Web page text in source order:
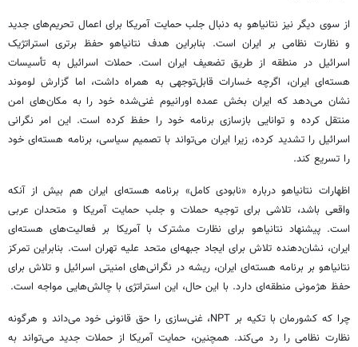
از سوی دیگر نیز نتانیاهو به دنبال جلب حمایت آمریکا برای اعمال تحریم‌های جدید
و نظارت نظامی بر ایران است. بنابراین هدف نتانیاهو حفظ برتری استراتژیک
اسرائیل در منطقه از طریق تضعیف ایران است. حملات اسرائیل به تأسیسات
هسته‌ای ایران، اگرچه خسارات قابل‌توجهی به همراه داشت، اما گزارش لوموند
نشان می‌دهد که ایران بخش عمده اورانیوم غنی‌شده خود را به مکان‌های امن
منتقل کرده و توانایی بازسازی برنامه خود را حفظ کرده است. این امر نگرانی
اسرائیل را تشدید کرده، زیرا ایران می‌تواند با تصمیم سیاسی، برنامه هسته‌ای خود
را تسریع کند.
اظهارات نتانیاهو درباره «نابودی کامل» برنامه هسته‌ای ایران هم بیش از آنکه
واقعی باشد، تلاشی برای توجیه حملات و جلب حمایت آمریکا و متحدان عربی
است. پیشنهاد نتانیاهو برای نظارت مشترک با آمریکا بر فعالیت‌های هسته‌ای
ایران، نشان‌دهنده تلاش برای ایجاد جبهه‌ای متحد علیه تهران است. بنابراین تمرکز
نتانیاهو بر برنامه هسته‌ای ایران، ریشه در نگرانی‌های امنیتی اسرائیل و تلاش برای
حفظ هژمونی منطقه‌ای دارد. با این حال، این استراتژی با چالش‌هایی مواجه است.
چرا که کشورمان با تکیه بر NPT، غنی‌سازی را حق قانونی خود می‌داند و هرگونه
نظارت نظامی را رد می‌کند. همچنین، حمایت آمریکا از حملات جدید می‌تواند به